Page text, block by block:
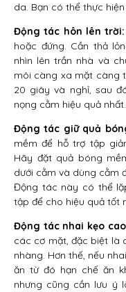
da. Bạn có thể thực
Động tác hôn lên trời:
hoặc đứng. Cần thả
nhìn lên trần nhà và
môi càng xa mặt càng
20 giây và nghỉ, sau
nọng cằm hiệu quả nhất.
Động tác giữ quả
mềm để hỗ trợ tập
Hãy đặt quả bóng
dưới cằm và dùng cằm
Động tác này có thể
tập để cho hiệu quả tốt
Động tác nhai kẹo
các cơ mặt, đặc biệt là
nhàng. Hơn thế, nếu
ăn từ đó hạn chế ăn
nhưng cũng cần lưu ý